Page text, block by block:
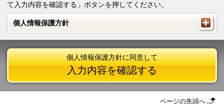
て入力内容を確認する」ボタンを押してください。
個人情報保護方針
個人情報保護方針
個人情報保護方針に同意して
入力内容を確認する
ページの先頭へ